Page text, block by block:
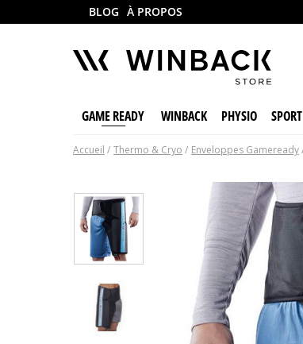
BLOG À PROPOS
GAME READY WINBACK PHYSIO SPORT
Accueil Thermo & Cryo Enveloppes Gameready